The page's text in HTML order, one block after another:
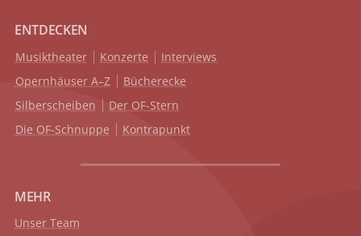
ENTDECKEN
Musiktheater Konzerte
Interviews
Opernhäuser A–Z
Bücherecke
Silberscheiben
Der OF-Stern
Die OF-Schnuppe
Kontrapunkt
MEHR
Unser Team